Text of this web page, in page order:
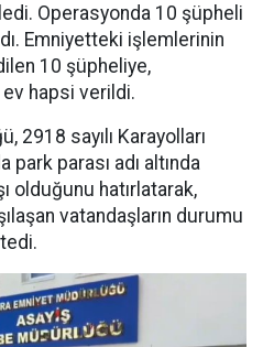
Operasyonda 10 şüpheli
Emniyetteki işlemlerinin
10 şüpheliye,
ev hapsi verildi.
2918 sayılı Karayolları
park parası adı altında
olduğunu hatırlatarak,
vatandaşların durumu